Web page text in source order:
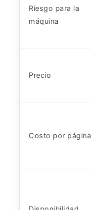
Riesgo para la
máquina
Precio
Costo por página